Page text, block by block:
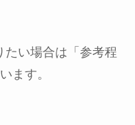
たい場合は「参考程
ます。